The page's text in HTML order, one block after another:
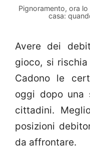
Pignoramento, ora
casa:
Avere dei
gioco, si
Cadono le
oggi dopo una
cittadini.
posizioni
da affrontare.